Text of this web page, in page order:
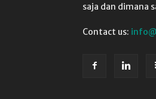
saja dan dimana
Contact us: